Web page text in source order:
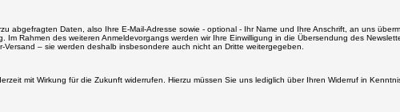
abgefragten Daten, also Ihre E-Mail-Adresse sowie - optional - Ihr Name und Ihre Anschrift, an uns
Rahmen des weiteren Anmeldevorgangs werden wir Ihre Einwilligung in die Übersendung des
– sie werden deshalb insbesondere auch nicht an Dritte weitergegeben.
mit Wirkung für die Zukunft widerrufen. Hierzu müssen Sie uns lediglich über Ihren Widerruf in